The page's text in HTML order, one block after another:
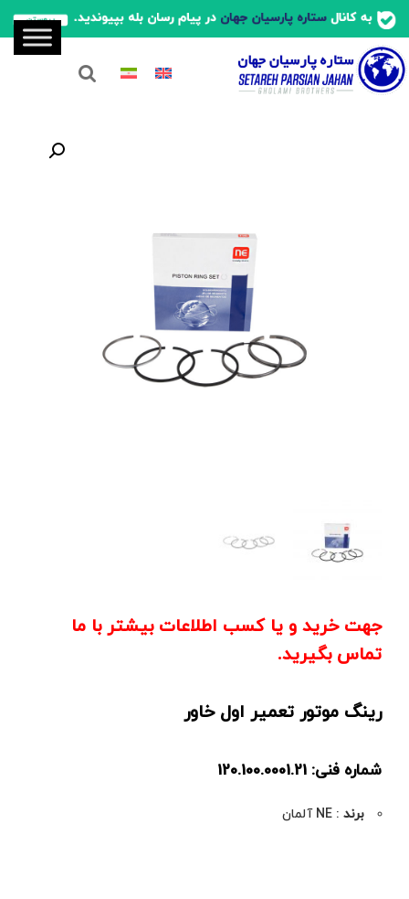
جهت خرید و یا کسب اطلاعات بیشتر با ما
تماس بگیرید.
رینگ موتور تعمیر اول خاور
شماره فنی: 120.100.0001.21
برند : NE آلمان